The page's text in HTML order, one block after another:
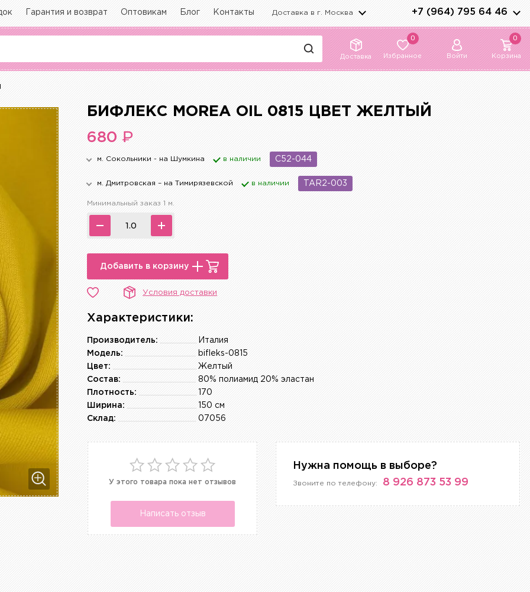
Гарантия и возврат Оптовикам Блог Контакты Доставка в г. Москва +7 (964) 795 64 46
Доставка
0
Избранное Войти
0
Корзина
БИФЛЕКС MOREA OIL 0815 ЦВЕТ ЖЕЛТЫЙ
680₽
м. Сокольники - на Шумкина в наличии C52-044
м. Дмитровская – на Тимирязевской в наличии TAR2-003
Минимальный заказ 1 м.
Добавить в корзину
Условия доставки
Характеристики:
Италия
Производитель:
bifleks-0815
Модель:
Желтый
Цвет:
80% полиамид 20% эластан
Состав:
170
Плотность:
150 см
Ширина:
07056
Склад:
У этого товара пока нет отзывов
Написать отзыв
Нужна помощь в выборе?
Звоните по телефону: 8 926 873 53 99